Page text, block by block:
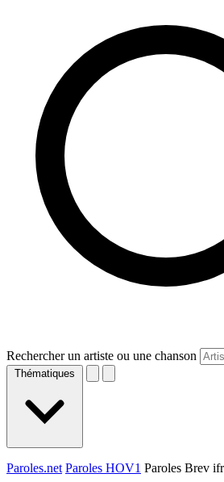
Rechercher un artiste ou une chanson
Thématiques
Paroles.net Paroles HOV1 Paroles Brev